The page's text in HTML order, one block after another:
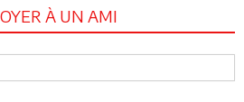
À UN AMI